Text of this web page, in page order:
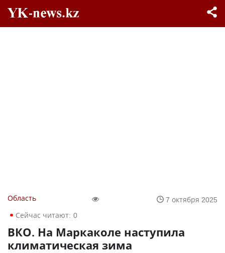
Область
7 октября 2025
Сейчас читают: 0
ВКО. На Маркаколе наступила
климатическая зима